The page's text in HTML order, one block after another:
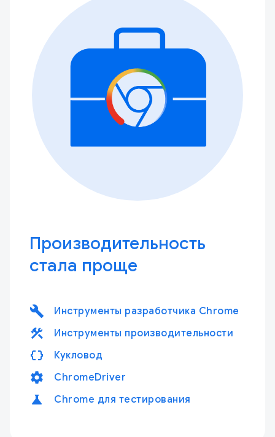
Производительность
стала проще
build Инструменты разработчика Chrome
construction Инструменты производительности
data_object Кукловод
settings ChromeDriver
science Chrome для тестирования